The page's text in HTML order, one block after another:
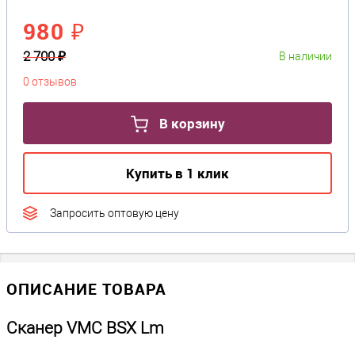
980 ₽
2 700 ₽
В наличии
0 отзывов
В корзину
Купить в 1 клик
Запросить оптовую цену
ОПИСАНИЕ ТОВАРА
Сканер VMC BSX Lm